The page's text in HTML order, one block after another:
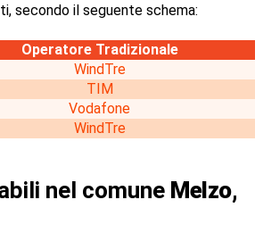
secondo il seguente schema:
Operatore Tradizionale
WindTre
TIM
Vodafone
WindTre
nel comune Melzo,